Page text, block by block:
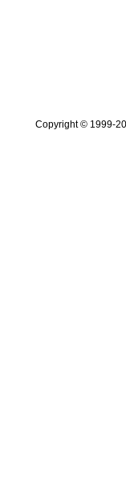
Copyright © 1999-